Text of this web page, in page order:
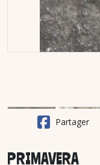
Partager
PRIMAVERA